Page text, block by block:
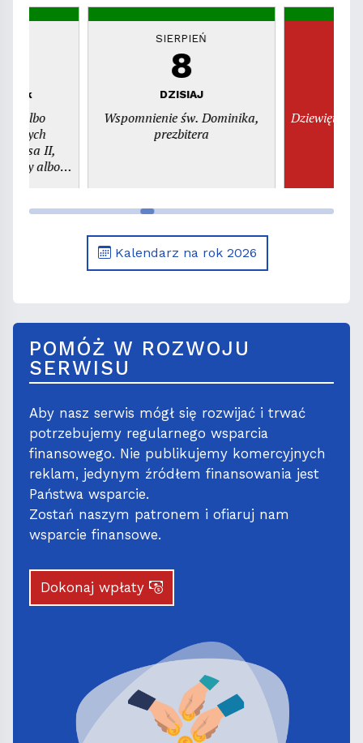
albo
albo
SIERPIEŃ
8
DZISIAJ
Wspomnienie św. Dominika,
prezbitera
Kalendarz na rok 2026
POMÓŻ W ROZWOJU
SERWISU
Aby nasz serwis mógł się rozwijać i trwać
potrzebujemy regularnego wsparcia
finansowego. Nie publikujemy komercyjnych
reklam, jedynym źródłem finansowania jest
Państwa wsparcie.
Zostań naszym patronem i ofiaruj nam
wsparcie finansowe.
Dokonaj wpłaty